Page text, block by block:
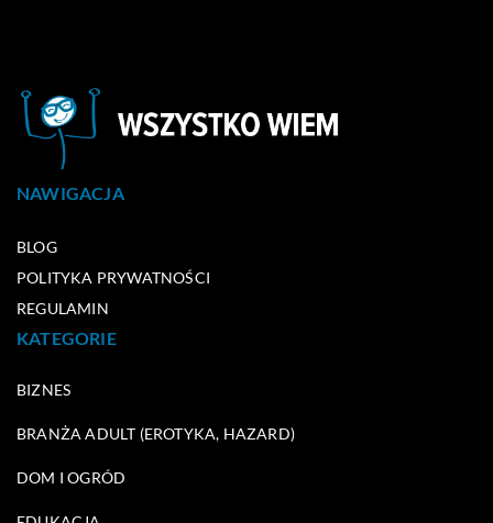
NAWIGACJA
BLOG
POLITYKA PRYWATNOŚCI
REGULAMIN
KATEGORIE
BIZNES
BRANŻA ADULT (EROTYKA, HAZARD)
DOM I OGRÓD